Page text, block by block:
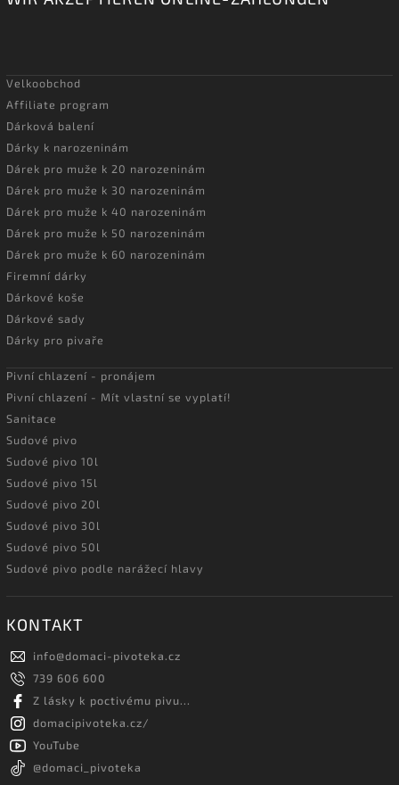
Velkoobchod
Affiliate program
Dárková balení
Dárky k narozeninám
Dárek pro muže k 20 narozeninám
Dárek pro muže k 30 narozeninám
Dárek pro muže k 40 narozeninám
Dárek pro muže k 50 narozeninám
Dárek pro muže k 60 narozeninám
Firemní dárky
Dárkové koše
Dárkové sady
Dárky pro pivaře
Pivní chlazení - pronájem
Pivní chlazení - Mít vlastní se vyplatí!
Sanitace
Sudové pivo
Sudové pivo 10l
Sudové pivo 15l
Sudové pivo 20l
Sudové pivo 30l
Sudové pivo 50l
Sudové pivo podle narážecí hlavy
KONTAKT
info@domaci-pivoteka.cz
739 606 600
Z lásky k poctivému pivu...
domacipivoteka.cz/
YouTube
@domaci_pivoteka